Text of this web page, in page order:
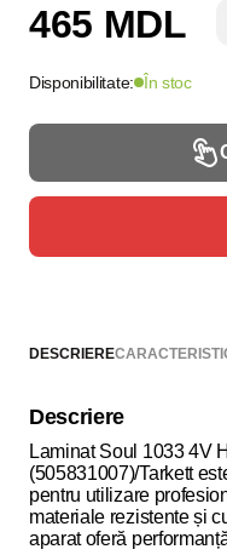
465 MDL
Disponibilitate: În stoc
DESCRIERE
Descriere
Laminat Soul 1033 4V
(505831007)/Tarkett
pentru utilizare
materiale rezistente și
aparat oferă